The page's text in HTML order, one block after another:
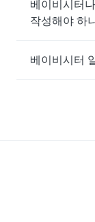
베이비시터
작성해야 하
베이비시터